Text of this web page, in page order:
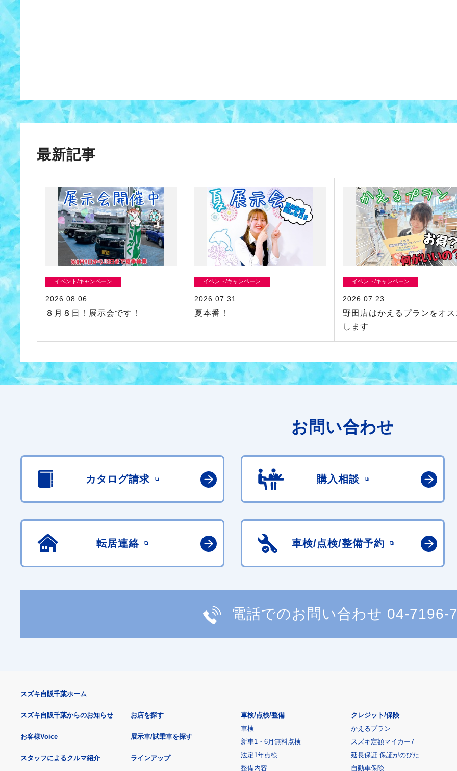
最新記事
イベント/キャンペーン
2026.08.06
８月８日！展示会です！
イベント/キャンペーン
2026.07.31
夏本番！
イベント/キャンペーン
2026.07.23
野田店はかえるプランをオ
します
お問い合わせ
カタログ請求 購入相談
転居連絡 車検/点検/整備予約
電話でのお問い合わせ 04-7196-
スズキ自販千葉ホーム
スズキ自販千葉からのお知らせ
お客様Voice
スタッフによるクルマ紹介
お店を探す
展示車/試乗車を探す
ラインアップ
車検/点検/整備
車検
新車1・6月無料点検
法定1年点検
整備内容
クレジット/保険
かえるプラン
スズキ定額マイカー7
延長保証 保証がのびた
自動車保険